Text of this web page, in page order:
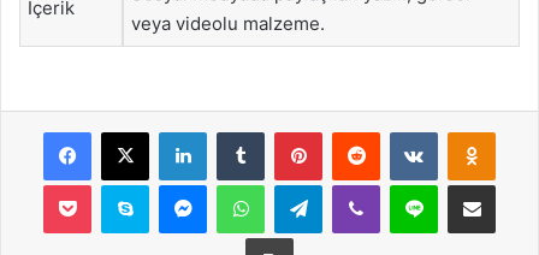
İçerik
veya videolu malzeme.
Facebook
X LinkedInTumblr PinterestReddit VKontakte
Pocket Skype MessengerWhatsAppTelegramViber Line E-Posta ile
Yazdır